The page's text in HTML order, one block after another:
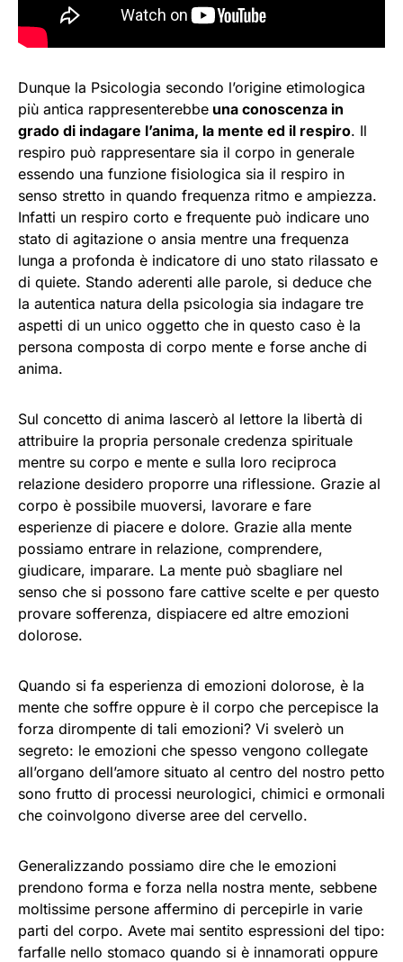
Dunque la Psicologia secondo l’origine etimologica
più antica rappresenterebbe una conoscenza in
grado di indagare l’anima, la mente ed il respiro. Il
respiro può rappresentare sia il corpo in generale
essendo una funzione fisiologica sia il respiro in
senso stretto in quando frequenza ritmo e ampiezza.
Infatti un respiro corto e frequente può indicare uno
stato di agitazione o ansia mentre una frequenza
lunga a profonda è indicatore di uno stato rilassato e
di quiete. Stando aderenti alle parole, si deduce che
la autentica natura della psicologia sia indagare tre
aspetti di un unico oggetto che in questo caso è la
persona composta di corpo mente e forse anche di
anima.
Sul concetto di anima lascerò al lettore la libertà di
attribuire la propria personale credenza spirituale
mentre su corpo e mente e sulla loro reciproca
relazione desidero proporre una riflessione. Grazie al
corpo è possibile muoversi, lavorare e fare
esperienze di piacere e dolore. Grazie alla mente
possiamo entrare in relazione, comprendere,
giudicare, imparare. La mente può sbagliare nel
senso che si possono fare cattive scelte e per questo
provare sofferenza, dispiacere ed altre emozioni
dolorose.
Quando si fa esperienza di emozioni dolorose, è la
mente che soffre oppure è il corpo che percepisce la
forza dirompente di tali emozioni? Vi svelerò un
segreto: le emozioni che spesso vengono collegate
all’organo dell’amore situato al centro del nostro petto
sono frutto di processi neurologici, chimici e ormonali
che coinvolgono diverse aree del cervello.
Generalizzando possiamo dire che le emozioni
prendono forma e forza nella nostra mente, sebbene
moltissime persone affermino di percepirle in varie
parti del corpo. Avete mai sentito espressioni del tipo:
farfalle nello stomaco quando si è innamorati oppure